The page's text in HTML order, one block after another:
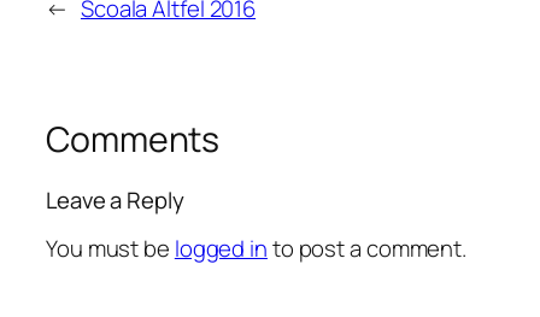
← Scoala Altfel 2016
Comments
Leave a Reply
You must be logged into post a comment.